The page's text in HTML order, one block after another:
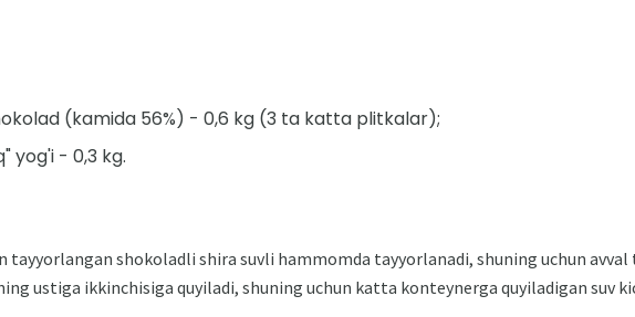
(kamida 56%) - 0,6 kg (3 ta katta plitkalar);
yog'i - 0,3 kg.
tayyorlangan shokoladli shira suvli hammomda tayyorlanadi, shuning uchun
ustiga ikkinchisiga quyiladi, shuning uchun katta konteynerga quyiladigan suv